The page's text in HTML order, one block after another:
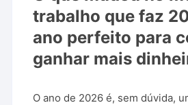
trabalho que faz
ano perfeito para
ganhar mais
O ano de 2026 é, sem dúvida,